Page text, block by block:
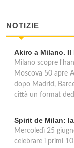
Bice
via
NOTIZIE
Akiro a Milano.
Milano scopre
Moscova 50 apre
dopo Madrid,
città un format
Spirit de Milan:
Mercoledì 25
celebrare i primi